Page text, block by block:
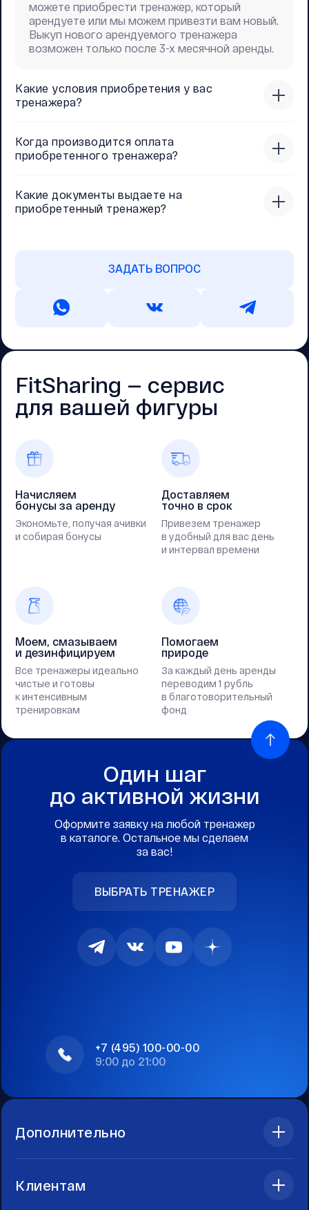
Какие условия приобретения у вас
тренажера?
Когда производится оплата
приобретенного тренажера?
Какие документы выдаете на
приобретенный тренажер?
ЗАДАТЬ ВОПРОС
можете приобрести тренажер, который
арендуете или мы можем привезти вам новый.
Выкуп нового арендуемого тренажера
возможен только после 3-х месячной аренды.
FitSharing — cервис
для вашей фигуры
Начисляем
бонусы за аренду
Экономьте, получая ачивки
и собирая бонусы
Доставляем
точно в срок
Привезем тренажер
в удобный для вас день
и интервал времени
Моем, смазываем
и дезинфицируем
Все тренажеры идеально
чистые и готовы
к интенсивным
тренировкам
Помогаем
природе
За каждый день аренды
переводим 1 рубль
в благотоворительный
фонд
Один шаг
до активной жизни
Оформите заявку на любой тренажер
в каталоге. Остальное мы сделаем
за вас!
ВЫБРАТЬ ТРЕНАЖЕР
+7 (495) 100-00-00
9:00 до 21:00
Дополнительно
Клиентам